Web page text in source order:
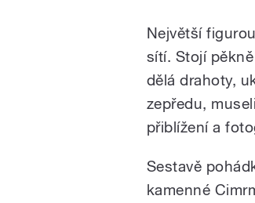
Největší
sítí. Stojí
dělá drahoty,
zepředu,
přiblížení a
Sestavě
kamenné